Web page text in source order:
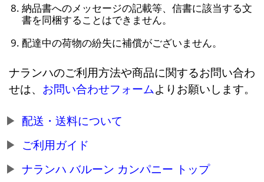
納品書へのメッセージの記載等、信書に該当する文
書を同梱することはできません。
配達中の荷物の紛失に補償がございません。
ナランハのご利用方法や商品に関するお問い合わ
せは、 お問い合わせフォームよりお願いします。
配送・送料について
ご利用ガイド
ナランハ バルーン カンパニー トップ